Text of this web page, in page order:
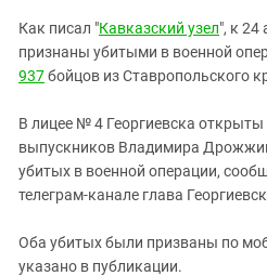
Ставропольский край
Чечня
Южный Кавказ
ЮФО
Как писал "Кавказский узел", к
признаны убитыми в военной
937бойцов из Ставропольского
В лицее № 4 Георгиевска открыты
выпускников Владимира
убитых в военной операции,
телеграм-канале глава
Оба убитых были призваны по
указано в публикации.